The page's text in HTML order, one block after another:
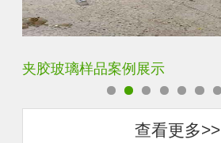
蓝玻家用装饰玻璃
查看更多>>